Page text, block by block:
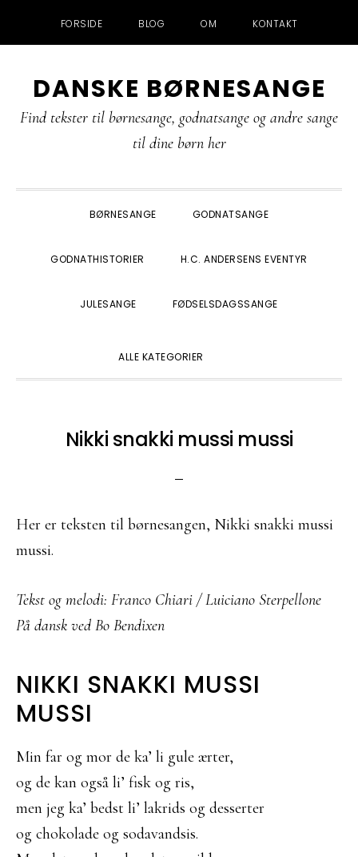
FORSIDE BLOG OM KONTAKT
direkte
til
indhold
direkte
til
direkte
til
DANSKE BØRNESANGE
Find tekster til børnesange, godnatsange og andre sange
til dine børn her
BØRNESANGE GODNATSANGE
GODNATHISTORIER H.C. ANDERSENS EVENTYR
JULESANGE FØDSELSDAGSSANGE
ALLE KATEGORIER
Nikki snakki mussi mussi
Her er teksten til børnesangen, Nikki snakki mussi
mussi.
Tekst og melodi: Franco Chiari / Luiciano Sterpellone
På dansk ved Bo Bendixen
NIKKI SNAKKI MUSSI
MUSSI
Min far og mor de ka’ li gule ærter,
og de kan også li’ fisk og ris,
men jeg ka’ bedst li’ lakrids og desserter
og chokolade og sodavandsis.